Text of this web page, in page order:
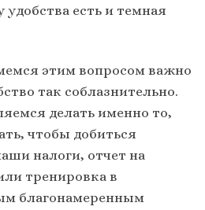
есть и темная
этим вопросом важно
так соблазнительно.
делать именно то,
чтобы добиться
налоги, отчет на
тренировка в
благонамеренным